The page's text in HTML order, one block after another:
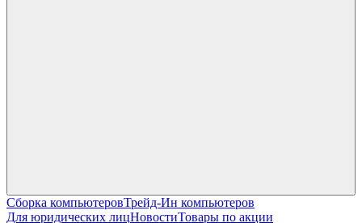
Сборка компьютеровТрейд-Ин компьютеров
Для юридических лицНовостиТовары по акции